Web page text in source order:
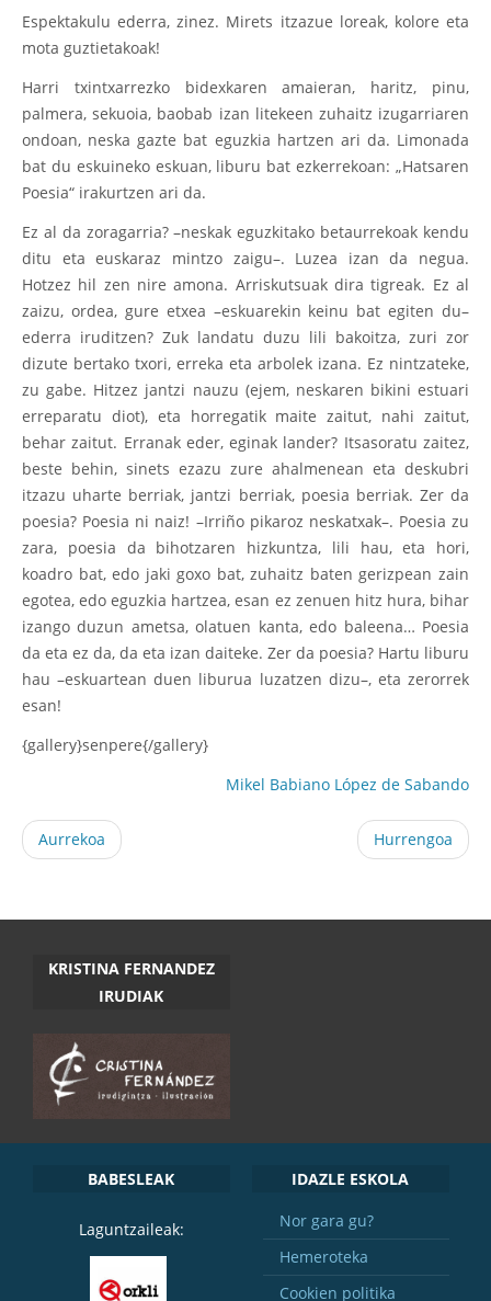
Espektakulu ederra, zinez. Mirets itzazue loreak, kolore eta
mota guztietakoak!
Harri txintxarrezko bidexkaren amaieran, haritz, pinu,
palmera, sekuoia, baobab izan litekeen zuhaitz izugarriaren
ondoan, neska gazte bat eguzkia hartzen ari da. Limonada
bat du eskuineko eskuan, liburu bat ezkerrekoan: „Hatsaren
Poesia“ irakurtzen ari da.
Ez al da zoragarria? –neskak eguzkitako betaurrekoak kendu
ditu eta euskaraz mintzo zaigu–. Luzea izan da negua.
Hotzez hil zen nire amona. Arriskutsuak dira tigreak. Ez al
zaizu, ordea, gure etxea –eskuarekin keinu bat egiten du–
ederra iruditzen? Zuk landatu duzu lili bakoitza, zuri zor
dizute bertako txori, erreka eta arbolek izana. Ez nintzateke,
zu gabe. Hitzez jantzi nauzu (ejem, neskaren bikini estuari
erreparatu diot), eta horregatik maite zaitut, nahi zaitut,
behar zaitut. Erranak eder, eginak lander? Itsasoratu zaitez,
beste behin, sinets ezazu zure ahalmenean eta deskubri
itzazu uharte berriak, jantzi berriak, poesia berriak. Zer da
poesia? Poesia ni naiz! –Irriño pikaroz neskatxak–. Poesia zu
zara, poesia da bihotzaren hizkuntza, lili hau, eta hori,
koadro bat, edo jaki goxo bat, zuhaitz baten gerizpean zain
egotea, edo eguzkia hartzea, esan ez zenuen hitz hura, bihar
izango duzun ametsa, olatuen kanta, edo baleena… Poesia
da eta ez da, da eta izan daiteke. Zer da poesia? Hartu liburu
hau –eskuartean duen liburua luzatzen dizu–, eta zerorrek
esan!
{gallery}senpere{/gallery}
Mikel Babiano López de Sabando
Aurrekoa Hurrengoa
KRISTINA FERNANDEZ
IRUDIAK
BABESLEAK
Laguntzaileak:
IDAZLE ESKOLA
Nor gara gu?
Hemeroteka
Cookien politika